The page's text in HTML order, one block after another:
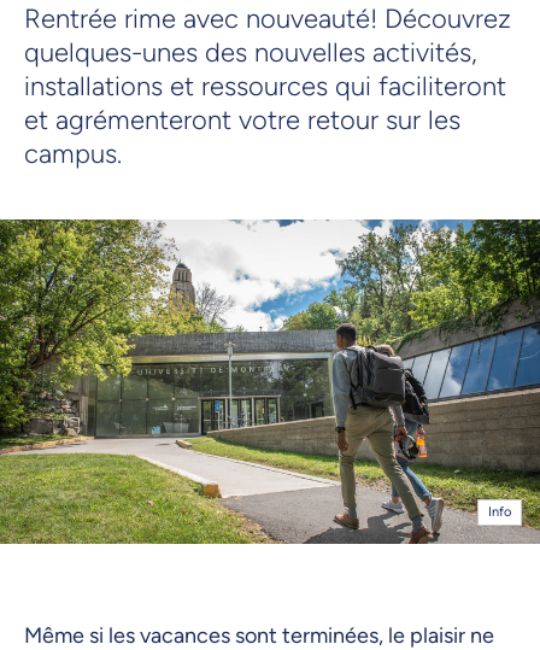
Rentrée rime avec nouveauté! Découvrez
quelques-unes des nouvelles activités,
installations et ressources qui faciliteront
et agrémenteront votre retour sur les
campus.
Info
Même si les vacances sont terminées, le plaisir ne